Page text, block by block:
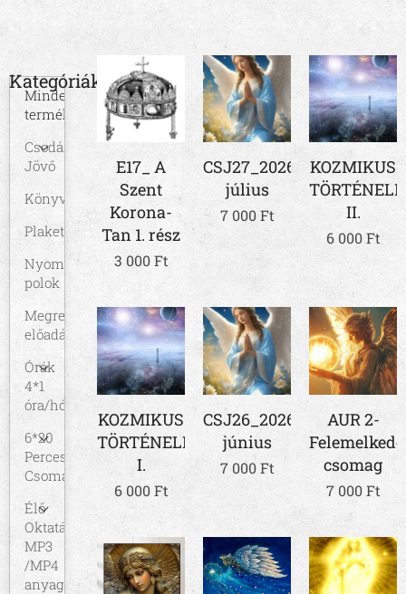
Kategóriák
Minden
termék
Csodás
Jövő
Könyvek
Plakett
Nyomtatott
polok
Megrendelhető
előadások
Órák
4*1
óra/hó
6*20
Perces
Csomagok
Élő
Oktatás
MP3
/MP4
anyaga
E17_ A
Szent
Korona-
Tan 1. rész
3 000Ft
CSJ27_2026
július
7 000Ft
KOZMIKUS
II.
6 000Ft
KOZMIKUS
TÖRTÉNELEM
I.
6 000Ft
CSJ26_2026
június
7 000Ft
AUR 2-
csomag
7 000Ft